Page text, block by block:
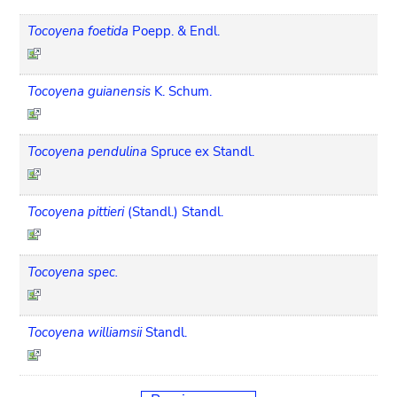
Tocoyena foetida Poepp. & Endl.
Tocoyena guianensis K. Schum.
Tocoyena pendulina Spruce ex Standl.
Tocoyena pittieri (Standl.) Standl.
Tocoyena spec.
Tocoyena williamsii Standl.